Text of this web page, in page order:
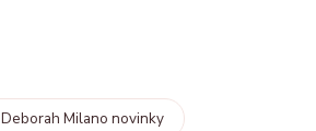
Deborah Milano novinky